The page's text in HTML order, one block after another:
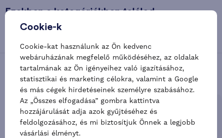
Ezekben a kategóriákban találod
Meva Klasszikus nyomáscsökkentők
Éredekes alternatívák
-27 % -19 %
Cookie-k
Cookie-kat használunk az Ön kedvenc
webáruházának megfelelő működéséhez, az oldalak
tartalmának az Ön igényeihez való igazításához,
statisztikai és marketing célokra, valamint a Google
és más cégek hirdetéseinek személyre szabásához.
Az „Összes elfogadása” gombra kattintva
hozzájárulását adja azok gyűjtéséhez és
feldolgozásához, és mi biztosítjuk Önnek a legjobb
vásárlási élményt.